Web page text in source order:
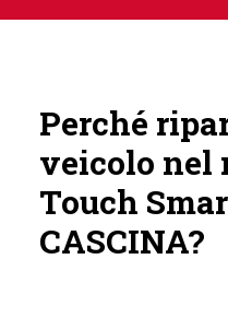
Perché
veicolo nel
Touch
CASCINA?